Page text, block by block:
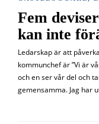
Fem
kan inte
Ledarskap är att
kommunchef är ”Vi är
och en ser vår del och
gemensamma. Jag har